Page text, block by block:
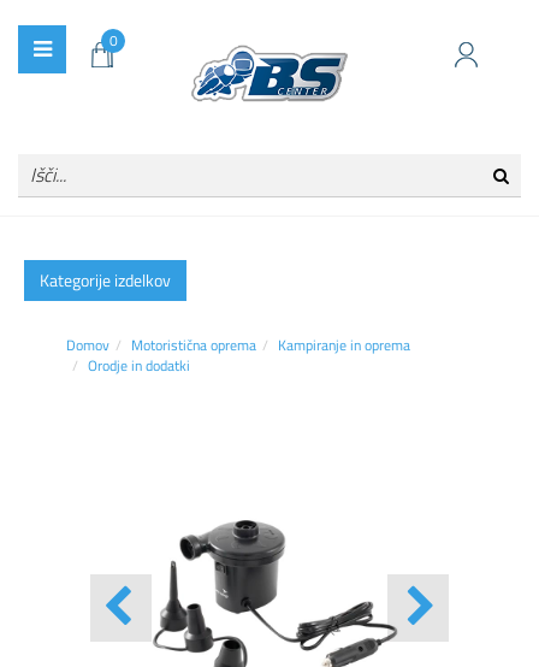
0
Kategorije izdelkov
Domov Motoristična oprema
Kampiranje in oprema
Orodje in dodatki